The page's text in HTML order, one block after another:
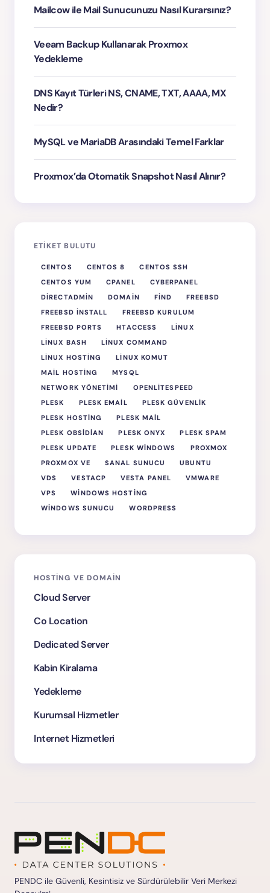
Mailcow ile Mail Sunucunuzu Nasıl Kurarsınız?
Veeam Backup Kullanarak Proxmox
Yedekleme
DNS Kayıt Türleri NS, CNAME, TXT, AAAA, MX
Nedir?
MySQL ve MariaDB Arasındaki Temel Farklar
Proxmox’da Otomatik Snapshot Nasıl Alınır?
ETIKET BULUTU
CENTOS CENTOS 8
CENTOS SSH
CENTOS YUM
CPANEL
CYBERPANEL
DIRECTADMIN
DOMAIN FIND
FREEBSD
FREEBSD INSTALL
FREEBSD KURULUM
FREEBSD PORTS
HTACCESS
LINUX
LINUX BASH
LINUX COMMAND
LINUX HOSTING
LINUX KOMUT
MAIL HOSTING
MYSQL
NETWORK YÖNETIMI
OPENLITESPEED
PLESK
PLESK EMAIL
PLESK GÜVENLIK
PLESK HOSTING
PLESK MAIL
PLESK OBSIDIAN
PLESK ONYX
PLESK SPAM
PLESK UPDATE
PLESK WINDOWS
PROXMOX
PROXMOX VE
SANAL SUNUCU
UBUNTU
VDS
VESTACP VESTA PANEL
VMWARE
VPS
WINDOWS HOSTING
WINDOWS SUNUCU
WORDPRESS
HOSTING VE DOMAIN
Cloud Server
Co Location
Dedicated Server
Kabin Kiralama
Yedekleme
Kurumsal Hizmetler
Internet Hizmetleri
PENDC ile Güvenli, Kesintisiz ve Sürdürülebilir Veri Merkezi